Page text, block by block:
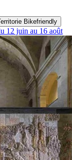
Bikefriendly
12 juin au 16 août